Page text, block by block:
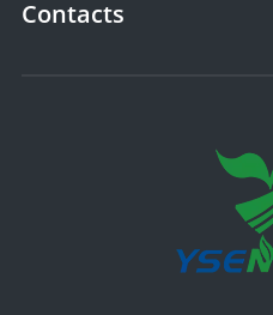
Contacts